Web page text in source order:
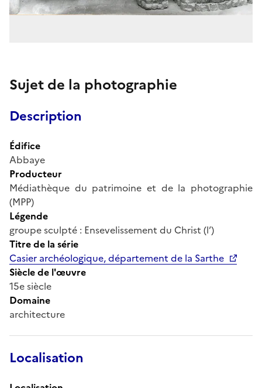
Sujet de la photographie
Description
Édifice
Abbaye
Producteur
Médiathèque du patrimoine et de la photographie
(MPP)
Légende
groupe sculpté : Ensevelissement du Christ (l’)
Titre de la série
Casier archéologique, département de la Sarthe
Siècle de l'œuvre
15e siècle
Domaine
architecture
Localisation